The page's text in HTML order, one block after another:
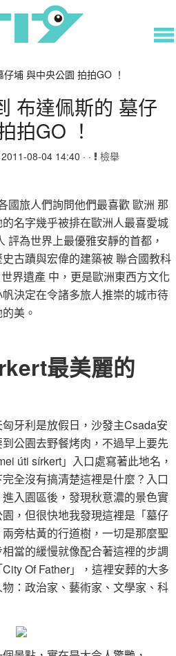
埔 與中央公園 拍拍GO ！
布達佩斯的 墓仔
拍GO ！
08-04 14:40 · · 檢舉
國旅人們詢問他們最喜歡 歐洲 那
名字幾乎被排在歐洲人最喜愛城
評為世界上最優雅安靜的首都，
古蹟與宏偉的建築被 聯合國教科
界遺產 中，更是歐洲東西方文化
決定在令諸多旅人推崇的城市待
美。
最美麗的
牙利是放假日， 沙發主Csada安
公園去野餐烤肉，不過早上要先
úti sírkert」入口處寫著此地名，
全沒有搞清楚這裡是什麼？入口
入園區後，發現秋意濃的景色實
，但很快地我發現這裡是「墓仔
旁枯黃的行道樹，一切是那麼聖
當的緩慢就像配合著這裡的步調
Of Father」，這裡安葬的大多
：政治家、藝術家、文學家、科